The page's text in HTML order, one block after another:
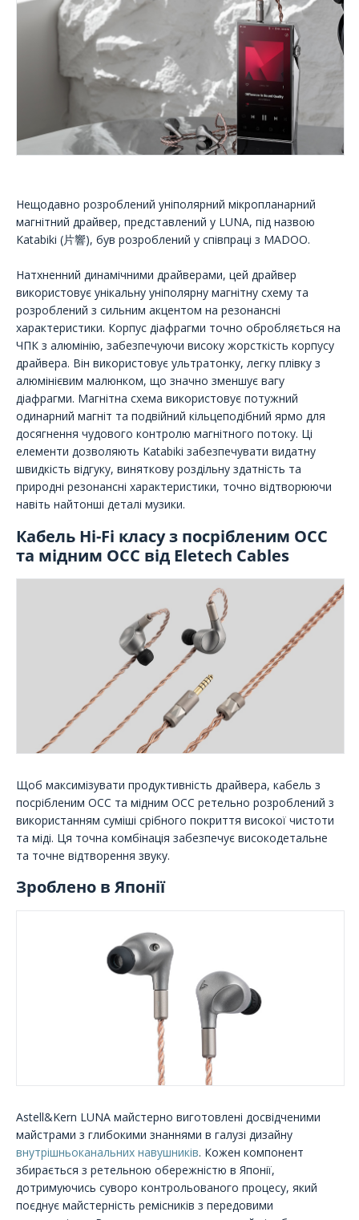
Нещодавно розроблений уніполярний мікропланарний
магнітний драйвер, представлений у LUNA, під назвою
Katabiki (片響), був розроблений у співпраці з MADOO.
Натхненний динамічними драйверами, цей драйвер
використовує унікальну уніполярну магнітну схему та
розроблений з сильним акцентом на резонансні
характеристики. Корпус діафрагми точно обробляється на
ЧПК з алюмінію, забезпечуючи високу жорсткість корпусу
драйвера. Він використовує ультратонку, легку плівку з
алюмінієвим малюнком, що значно зменшує вагу
діафрагми. Магнітна схема використовує потужний
одинарний магніт та подвійний кільцеподібний ярмо для
досягнення чудового контролю магнітного потоку. Ці
елементи дозволяють Katabiki забезпечувати видатну
швидкість відгуку, виняткову роздільну здатність та
природні резонансні характеристики, точно відтворюючи
навіть найтонші деталі музики.
Кабель Hi-Fi класу з посрібленим OCC
та мідним OCC від Eletech Cables
Щоб максимізувати продуктивність драйвера, кабель з
посрібленим OCC та мідним OCC ретельно розроблений з
використанням суміші срібного покриття високої чистоти
та міді. Ця точна комбінація забезпечує високодетальне
та точне відтворення звуку.
Зроблено в Японії
Astell&Kern LUNA майстерно виготовлені досвідченими
майстрами з глибокими знаннями в галузі дизайну
внутрішньоканальних навушників. Кожен компонент
збирається з ретельною обережністю в Японії,
дотримуючись суворо контрольованого процесу, який
поєднує майстерність ремісників з передовими